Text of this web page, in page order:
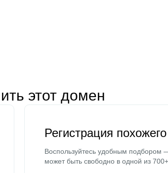
этот домен
Регистрация
Воспользуйтесь удобным подбором
может быть свободно в одной из